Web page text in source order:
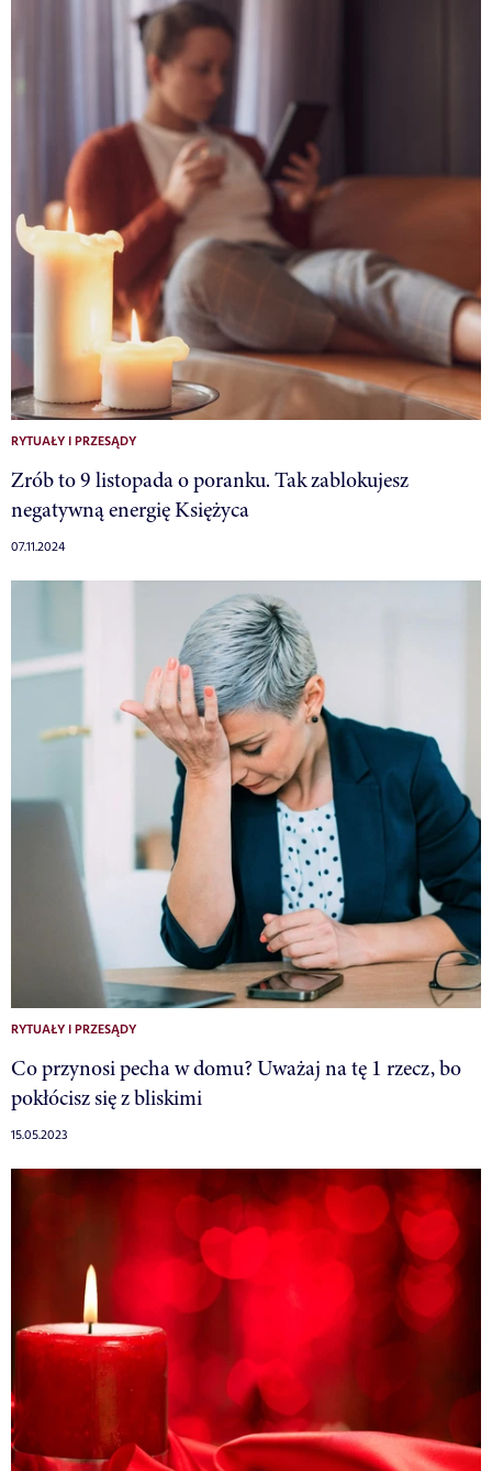
RYTUAŁY I PRZESĄDY
Zrób to 9 listopada o poranku. Tak zablokujesz
negatywną energię Księżyca
07.11.2024
RYTUAŁY I PRZESĄDY
Co przynosi pecha w domu? Uważaj na tę 1 rzecz, bo
pokłócisz się z bliskimi
15.05.2023